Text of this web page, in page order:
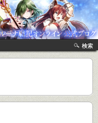
検索